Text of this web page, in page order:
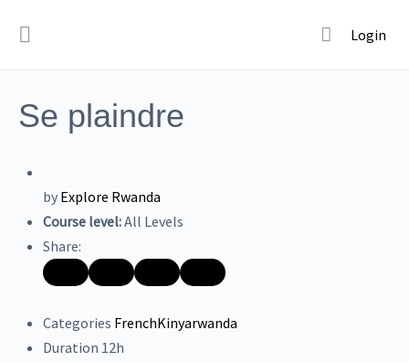
Login
Se plaindre
by Explore Rwanda
Course level:All Levels
Share:
Categories FrenchKinyarwanda
Duration 12h